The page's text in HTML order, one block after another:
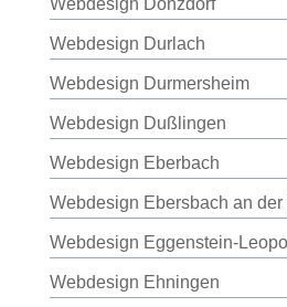
Webdesign Donzdorf
Webdesign Durlach
Webdesign Durmersheim
Webdesign Dußlingen
Webdesign Eberbach
Webdesign Ebersbach an der
Webdesign Eggenstein-
Webdesign Ehningen